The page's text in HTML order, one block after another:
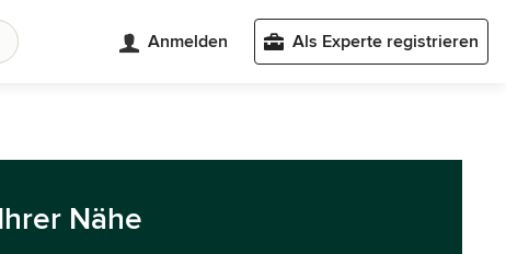
Anmelden Als Experte registrieren
Nähe